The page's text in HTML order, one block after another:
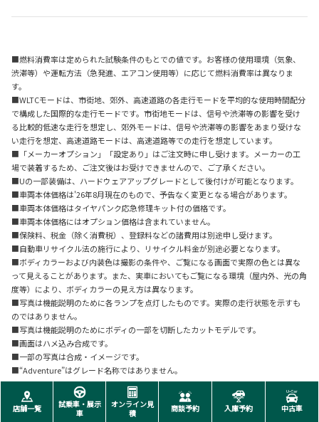
■燃料消費率は定められた試験条件のもとでの値です。お客様の使用環境（気象、
渋滞等）や運転方法（急発進、エアコン使用等）に応じて燃料消費率は異なりま
す。
■WLTCモードは、市街地、郊外、高速道路の各走行モードを平均的な使用時間配分
で構成した国際的な走行モードです。市街地モードは、信号や渋滞等の影響を受け
る比較的低速な走行を想定し、郊外モードは、信号や渋滞等の影響をあまり受けな
い走行を想定、高速道路モードは、高速道路等での走行を想定しています。
■「メーカーオプション」「設定あり」はご注文時に申し受けます。メーカーの工
場で装着するため、ご注文後はお受けできませんので、ご了承ください。
■Uの一部装備は、ハードウェアアップグレードとして後付けが可能となります。
■車両本体価格は'26年8月現在のもので、予告なく変更となる場合があります。
■車両本体価格はタイヤパンク応急修理キット付の価格です。
■車両本体価格にはオプション価格は含まれていません。
■保険料、税金（除く消費税）、登録料などの諸費用は別途申し受けます。
■自動車リサイクル法の施行により、リサイクル料金が別途必要となります。
■ボディカラーおよび内装色は撮影の条件や、ご覧になる画面で実際の色とは異な
って見えることがあります。また、実車においてもご覧になる環境（屋内外、光の角
度等）により、ボディカラーの見え方は異なります。
■写真は機能説明のために各ランプを点灯したものです。実際の走行状態を示すも
のではありません。
■写真は機能説明のためにボディの一部を切断したカットモデルです。
■画面はハメ込み合成です。
■一部の写真は合成・イメージです。
■“Adventure”はグレード名称ではありません。
店舗一覧
試乗車・展示
車
オンライン見
積
商談予約 入庫予約 中古車